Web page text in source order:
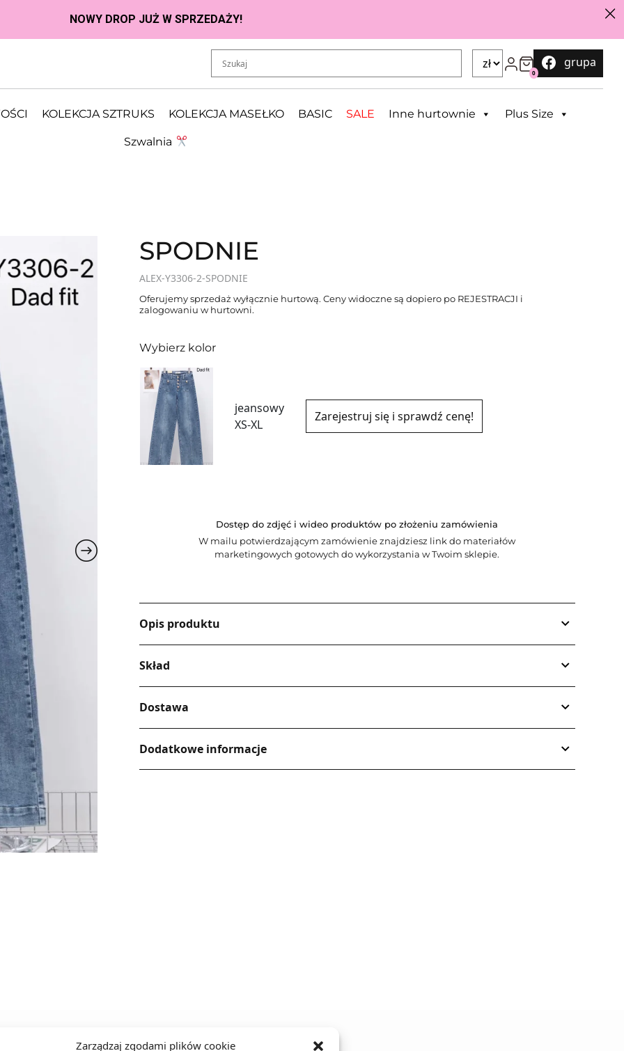
Zarządzaj zgodami plików cookie
0
grupa
KOLEKCJA SZTRUKS KOLEKCJA MASEŁKO BASIC SALE Inne hurtownie Plus Size
Szwalnia
SPODNIE
ALEX-Y3306-2-SPODNIE
Oferujemy sprzedaż wyłącznie hurtową. Ceny widoczne są dopiero po REJESTRACJI i
zalogowaniu w hurtowni.
Wybierz kolor
jeansowy
XS-XL
Zarejestruj się i sprawdź cenę!
Dostęp do zdjęć i wideo produktów po złożeniu zamówienia
W mailu potwierdzającym zamówienie znajdziesz link do materiałów
marketingowych gotowych do wykorzystania w Twoim sklepie.
Opis produktu
Skład
Dostawa
Dodatkowe informacje